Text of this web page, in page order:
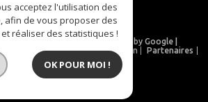
réservés | Traduction powered by Google |
site Mentions légales Admin
Partenaires
Politique RGPD
acceptez l'utilisation des
afin de vous proposer des
réaliser des statistiques !
OK POUR MOI !